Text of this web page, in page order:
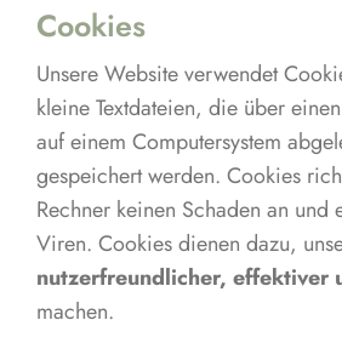
Cookies
Unsere Website verwendet
kleine Textdateien, die über
auf einem Computersystem
gespeichert werden. Cookies
Rechner keinen Schaden an und
Viren. Cookies dienen dazu,
nutzerfreundlicher, effektiver
machen.